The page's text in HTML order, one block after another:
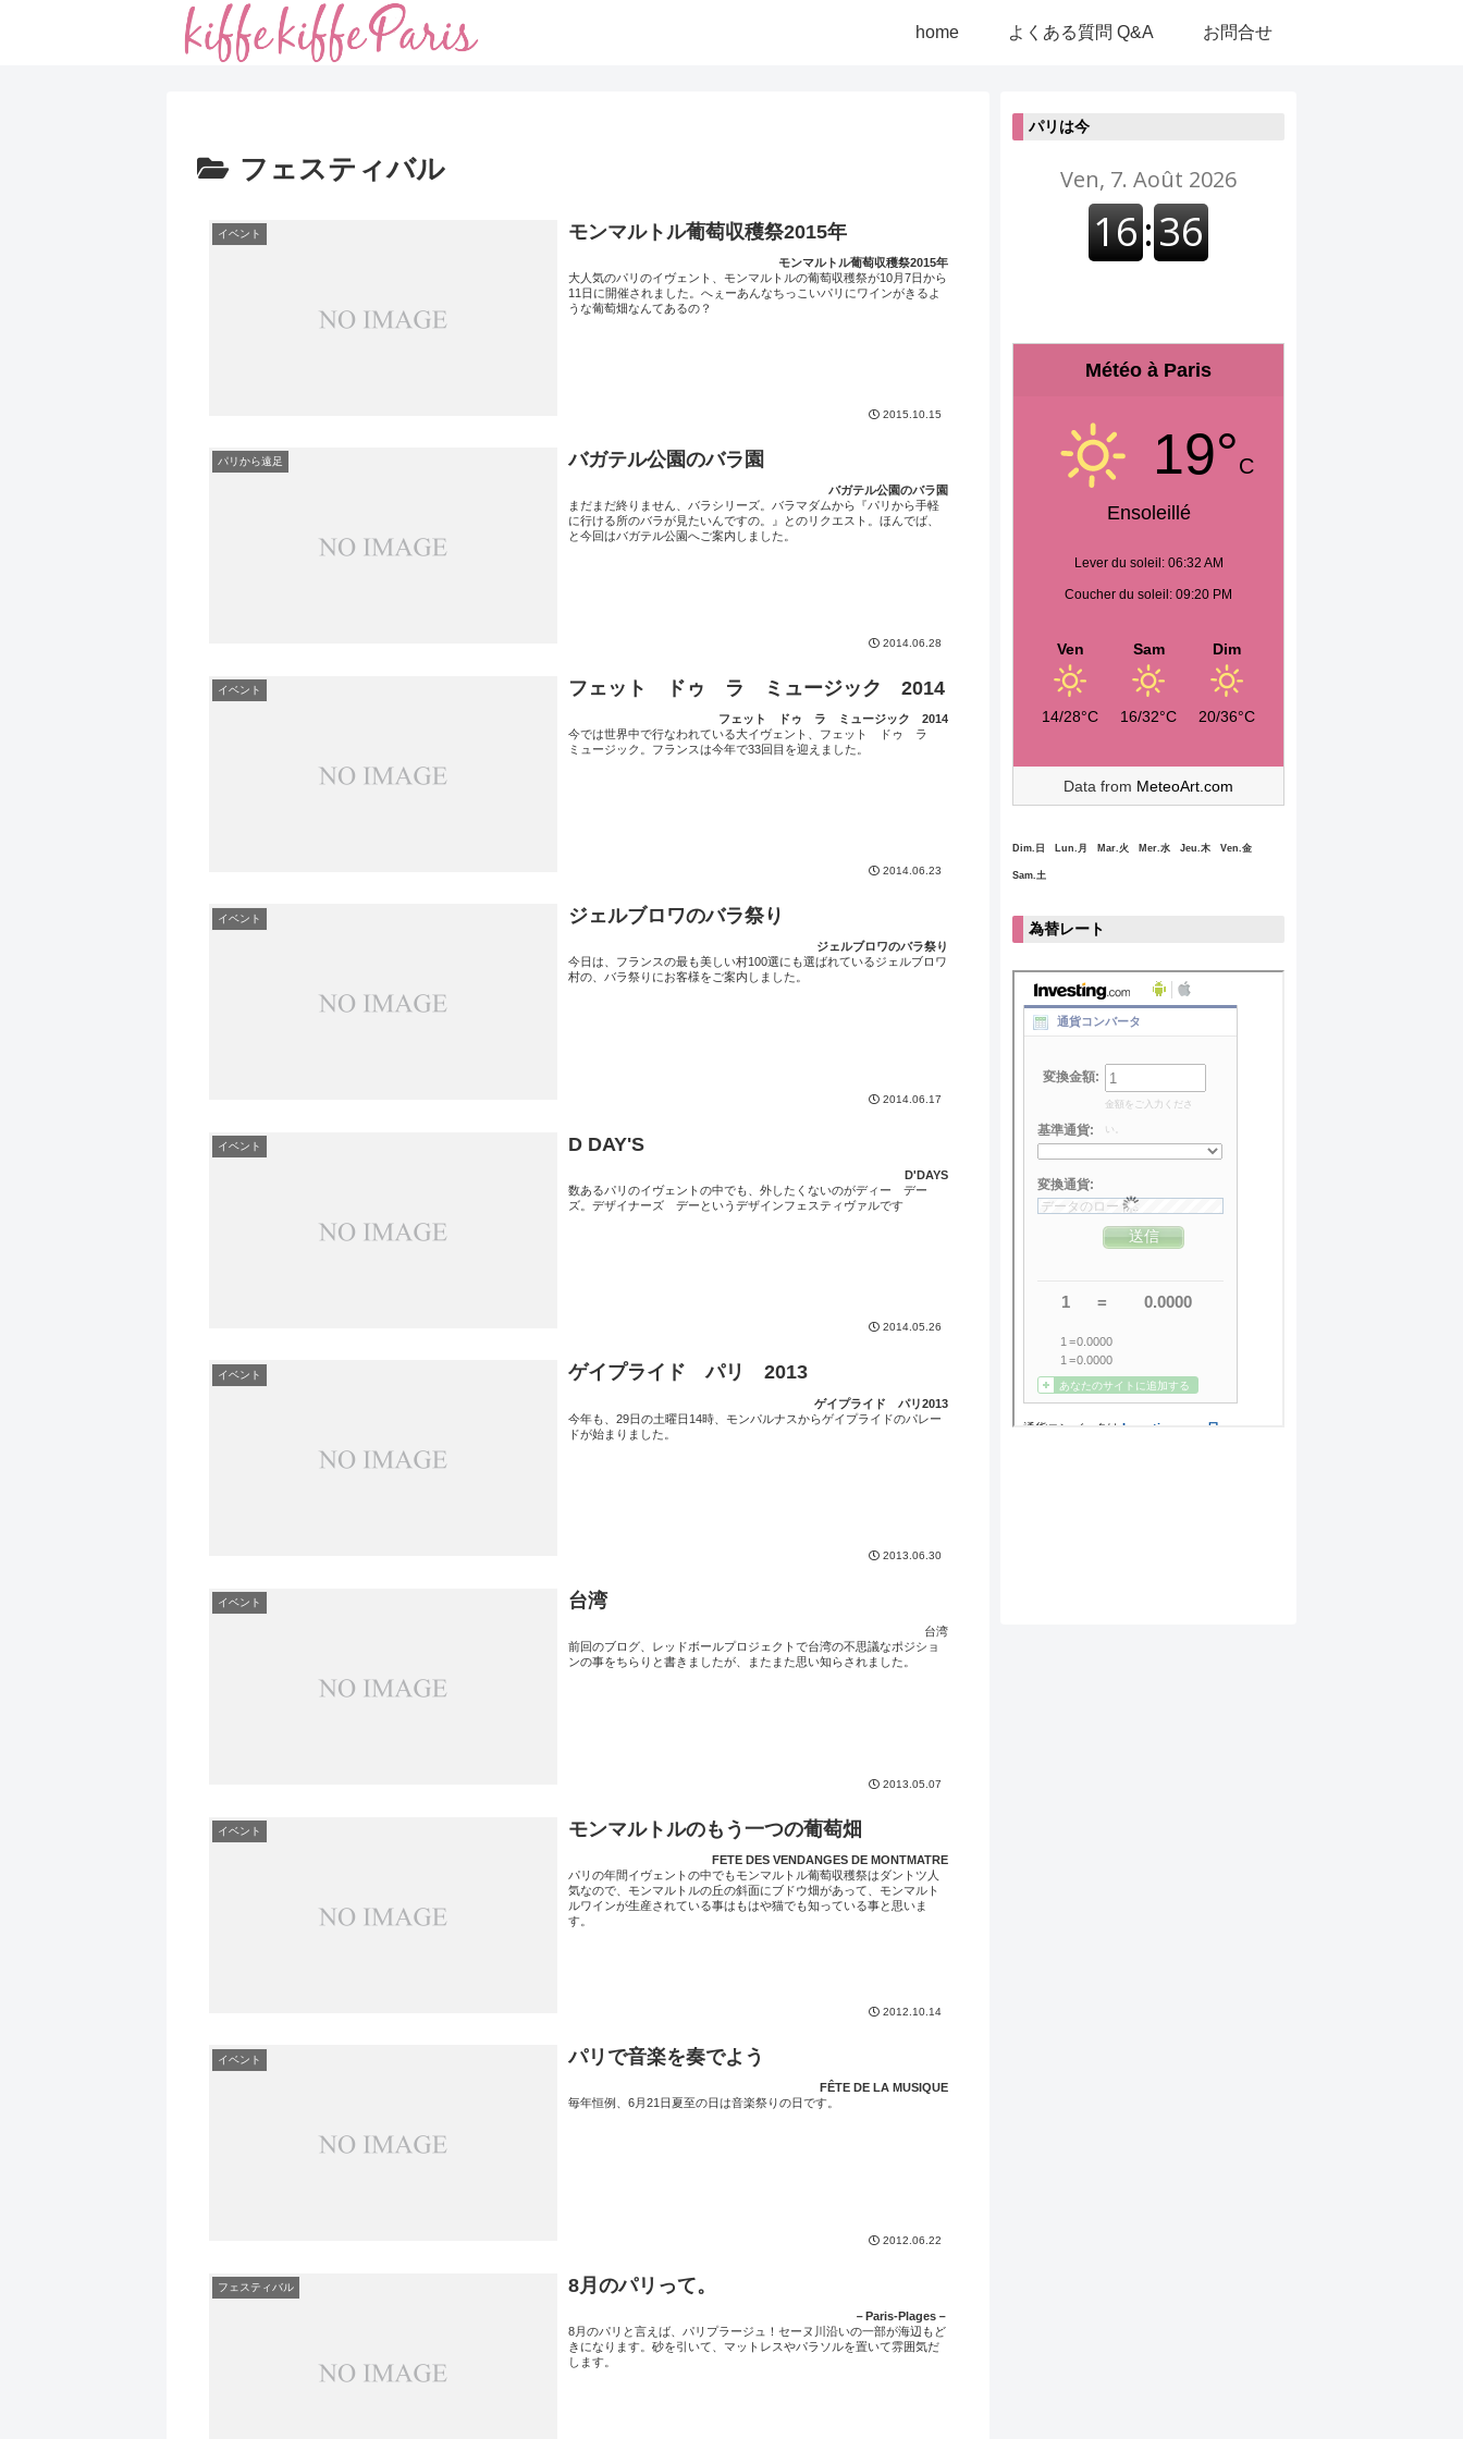
home よくある質問 Q&A お問合せ
フェスティバル
イベント モンマルトル葡萄収穫祭2015年
モンマルトル葡萄収穫祭2015年
大人気のパリのイヴェント、モンマルトルの葡萄収穫祭が10月7日から
11日に開催されました。へぇーあんなちっこいパリにワインがきるよ
うな葡萄畑なんてあるの？
2015.10.15
パリから遠足 バガテル公園のバラ園
バガテル公園のバラ園
まだまだ終りません、バラシリーズ。バラマダムから『パリから手軽
に行ける所のバラが見たいんですの。』とのリクエスト。ほんでば、
と今回はバガテル公園へご案内しました。
2014.06.28
イベント フェット ドゥ ラ ミュージック 2014
フェット ドゥ ラ ミュージック 2014
今では世界中で行なわれている大イヴェント、フェット ドゥ ラ
ミュージック。フランスは今年で33回目を迎えました。
2014.06.23
イベント ジェルブロワのバラ祭り
ジェルブロワのバラ祭り
今日は、フランスの最も美しい村100選にも選ばれているジェルブロワ
村の、バラ祭りにお客様をご案内しました。
2014.06.17
イベント D DAY'S
D'DAYS
数あるパリのイヴェントの中でも、外したくないのがディー デー
ズ。デザイナーズ デーというデザインフェスティヴァルです
2014.05.26
イベント ゲイプライド パリ 2013
ゲイプライド パリ2013
今年も、29日の土曜日14時、モンパルナスからゲイプライドのパレー
ドが始まりました。
2013.06.30
イベント 台湾
台湾
前回のブログ、レッドボールプロジェクトで台湾の不思議なポジショ
ンの事をちらりと書きましたが、またまた思い知らされました。
2013.05.07
イベント モンマルトルのもう一つの葡萄畑
FETE DES VENDANGES DE MONTMATRE
パリの年間イヴェントの中でもモンマルトル葡萄収穫祭はダントツ人
気なので、モンマルトルの丘の斜面にブドウ畑があって、モンマルト
ルワインが生産されている事はもはや猫でも知っている事と思いま
す。
2012.10.14
イベント パリで音楽を奏でよう
FÊTE DE LA MUSIQUE
毎年恒例、6月21日夏至の日は音楽祭りの日です。
2012.06.22
フェスティバル 8月のパリって。
－Paris-Plages－
8月のパリと言えば、パリプラージュ！セーヌ川沿いの一部が海辺もど
きになります。砂を引いて、マットレスやパラソルを置いて雰囲気だ
します。
パリは今
Météo à Paris
19°C
Ensoleillé
Lever du soleil: 06:32 AM
Coucher du soleil: 09:20 PM
Ven
14/28°C
Sam
16/32°C
Dim
20/36°C
Data from MeteoArt.com
Dim.日 Lun.月 Mar.火 Mer.水 Jeu.木 Ven.金
Sam.土
為替レート